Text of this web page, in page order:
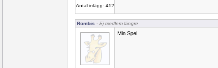
Antal inlägg: 412
Rombis - Ej medlem längre
Min Spel